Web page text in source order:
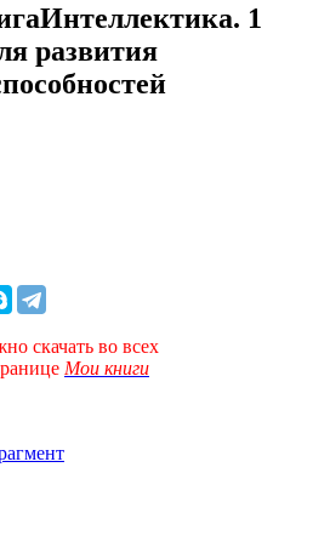
Интеллектика. 1
развития
скачать во всех
Мои книги